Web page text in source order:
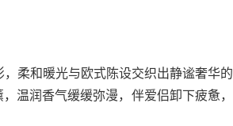
柔和暖光与欧式陈设交织出静谧奢华的
温润香气缓缓弥漫，伴爱侣卸下疲惫，